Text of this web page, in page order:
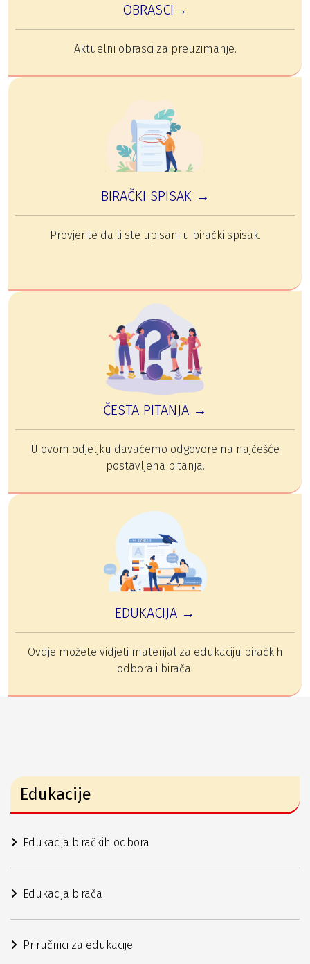
OBRASCI→
Aktuelni obrasci za preuzimanje.
BIRAČKI SPISAK →
Provjerite da li ste upisani u birački spisak.
ČESTA PITANJA →
U ovom odjeljku davaćemo odgovore na najčešće
postavljena pitanja.
EDUKACIJA →
Ovdje možete vidjeti materijal za edukaciju biračkih
odbora i birača.
Edukacije
Edukacija biračkih odbora
Edukacija birača
Priručnici za edukacije